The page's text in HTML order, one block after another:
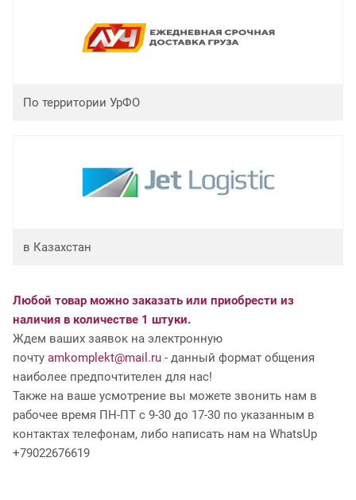
По территории УрФО
в Казахстан
Любой товар можно заказать или приобрести из
наличия в количестве 1 штуки.
Ждем ваших заявок на электронную
почту amkomplekt@mail.ru - данный формат общения
наиболее предпочтителен для нас!
Также на ваше усмотрение вы можете звонить нам в
рабочее время ПН-ПТ с 9-30 до 17-30 по указанным в
контактах телефонам, либо написать нам на WhatsUp
+79022676619